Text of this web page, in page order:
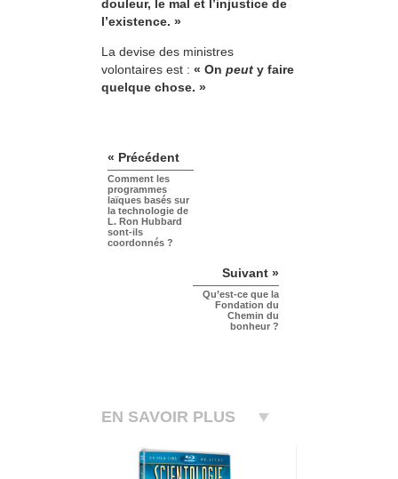
douleur, le mal et l’injustice de
l’existence. »
La devise des ministres
volontaires est : « On peut y faire
quelque chose. »
« Précédent
Comment les
programmes
laïques basés sur
la technologie de
L. Ron Hubbard
sont-ils
coordonnés ?
Suivant »
Qu’est-ce que la
Fondation du
Chemin du
bonheur ?
EN SAVOIR PLUS